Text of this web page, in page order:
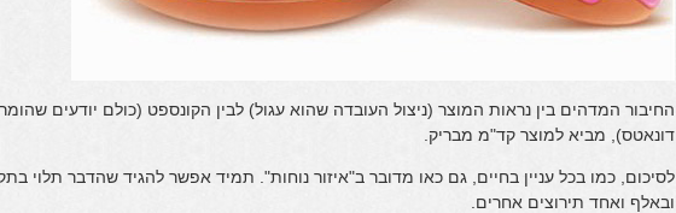
החיבור המדהים בין נראות המוצר (ניצול העובדה שהוא עגול) לבין הקונספט (כולם יודעים שהומר
דונאטס), מביא למוצר קד"מ מבריק.
לסיכום, כמו בכל עניין בחיים, גם כאו מדובר ב"איזור נוחות". תמיד אפשר להגיד שהדבר תלוי
ובאלף ואחד תירוצים אחרים.